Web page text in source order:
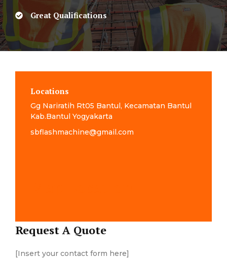
Great Qualifications
Locations
Gg Nariratih Rt05 Bantul, Kecamatan Bantul
Kab.Bantul Yogyakarta
sbflashmachine@gmail.com
Request A Quote
[Insert your contact form here]